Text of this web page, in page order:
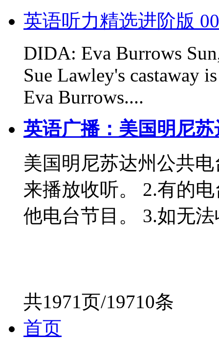
英语听力精选进阶版
DIDA: Eva Burrows
Sue Lawley's castaway
Eva Burrows....
英语广播：美国明尼
美国明尼苏达州公共
来播放收听。 2.有的
他电台节目。 3.如无
共1971页/19710条
首页